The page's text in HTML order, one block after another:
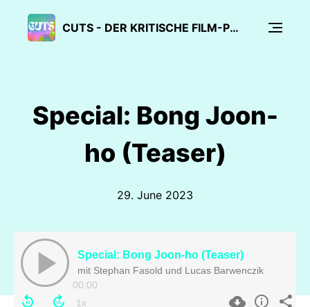
CUTS - DER KRITISCHE FILM-PODCAST
Special: Bong Joon-
ho (Teaser)
29. June 2023
Special: Bong Joon-ho (Teaser)
mit Stephan Fasold und Lucas Barwenczik
00:00